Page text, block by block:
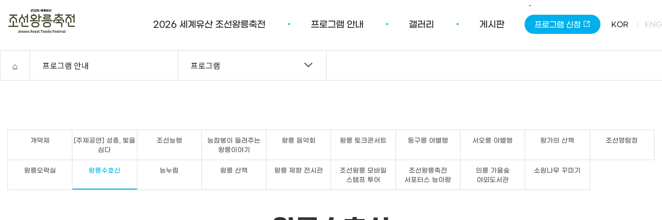
2026 세계유산 조선왕릉축전 프로그램 안내 갤러리 게시판 프로그램 신청
-
KOR ENG
⌂ 프로그램 안내 프로그램
개막제
[주제공연] 성종, 빛을
심다
조선능행
능참봉이 들려주는
왕릉이야기
왕릉 음악회 왕릉 토크콘서트 동구릉 야별행 서오릉 야별행 왕가의 산책 조선명탐정
왕릉오락실 왕릉수호신 능누림 왕릉 산책 왕릉 제향 전시관
조선왕릉 모바일
스탬프 투어
조선왕릉축전
서포터스 능이랑
의릉 가을숲
야외도서관
소원나무 꾸미기